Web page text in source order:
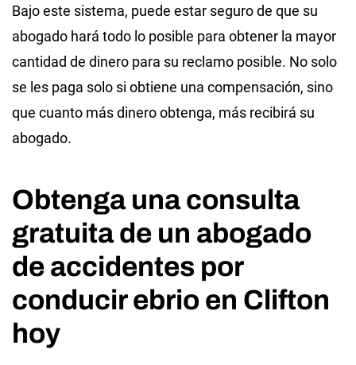
Bajo este sistema, puede estar seguro de que su
abogado hará todo lo posible para obtener la mayor
cantidad de dinero para su reclamo posible. No solo
se les paga solo si obtiene una compensación, sino
que cuanto más dinero obtenga, más recibirá su
abogado.
Obtenga una consulta
gratuita de un abogado
de accidentes por
conducir ebrio en Clifton
hoy